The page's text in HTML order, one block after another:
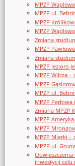
MPZP
MPZP ul.
MPZP
MPZP
Zmiana
MPZP
Zmiana
MPZP jezioro
MPZP Wilcza –
MPZP
MPZP ul.
MPZP
Zmiana MPZP
MPZP
MPZP
MPZP Mierki –
MPZP ul.
inwestycji celu